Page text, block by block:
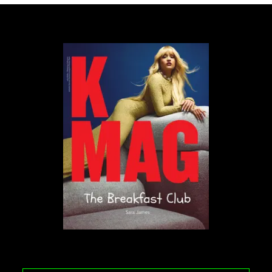
Kuala Lumpur (Malezja).
Najbardziej tolerancyjnym miastem okazał się
islandzki Rejkiawik, który osiągnął 10 na 10
możliwych punktów, z „całkowitą równością prawną
oraz mocną reprezentacją w parlamencie i mediach”,
a najmniej – Dżakarta (Indonezja), gdzie opinia
publiczna promuje kryminalizację homoseksualizmu.
Na liście 10 najbardziej tolerancyjnych i
najbezpieczniejszych dla osób LGBT+ miast znalazły